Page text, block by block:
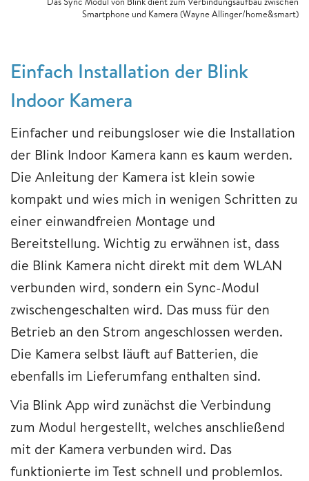
Smartphone und Kamera (Wayne Allinger/home&smart)
Einfach Installation der Blink
Indoor Kamera
Einfacher und reibungsloser wie die Installation
der Blink Indoor Kamera kann es kaum werden.
Die Anleitung der Kamera ist klein sowie
kompakt und wies mich in wenigen Schritten zu
einer einwandfreien Montage und
Bereitstellung. Wichtig zu erwähnen ist, dass
die Blink Kamera nicht direkt mit dem WLAN
verbunden wird, sondern ein Sync-Modul
zwischengeschalten wird. Das muss für den
Betrieb an den Strom angeschlossen werden.
Die Kamera selbst läuft auf Batterien, die
ebenfalls im Lieferumfang enthalten sind.
Via Blink App wird zunächst die Verbindung
zum Modul hergestellt, welches anschließend
mit der Kamera verbunden wird. Das
funktionierte im Test schnell und problemlos.